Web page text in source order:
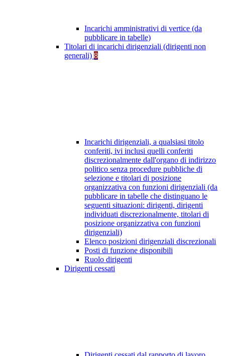
Incarichi amministrativi di vertice (da
pubblicare in tabelle)
Titolari di incarichi dirigenziali (dirigenti non
generali) 8
Incarichi dirigenziali, a qualsiasi titolo
conferiti, ivi inclusi quelli conferiti
discrezionalmente dall'organo di indirizzo
politico senza procedure pubbliche di
selezione e titolari di posizione
organizzativa con funzioni dirigenziali (da
pubblicare in tabelle che distinguano le
seguenti situazioni: dirigenti, dirigenti
individuati discrezionalmente, titolari di
posizione organizzativa con funzioni
dirigenziali)
Elenco posizioni dirigenziali discrezionali
Posti di funzione disponibili
Ruolo dirigenti
Dirigenti cessati